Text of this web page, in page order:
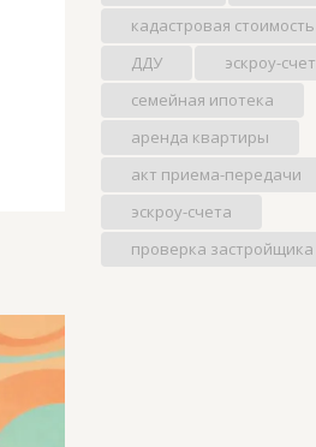
кадастровая стоимость
ДДУ
эскроу-счет
семейная ипотека
аренда квартиры
акт приема-передачи
эскроу-счета
проверка застройщика